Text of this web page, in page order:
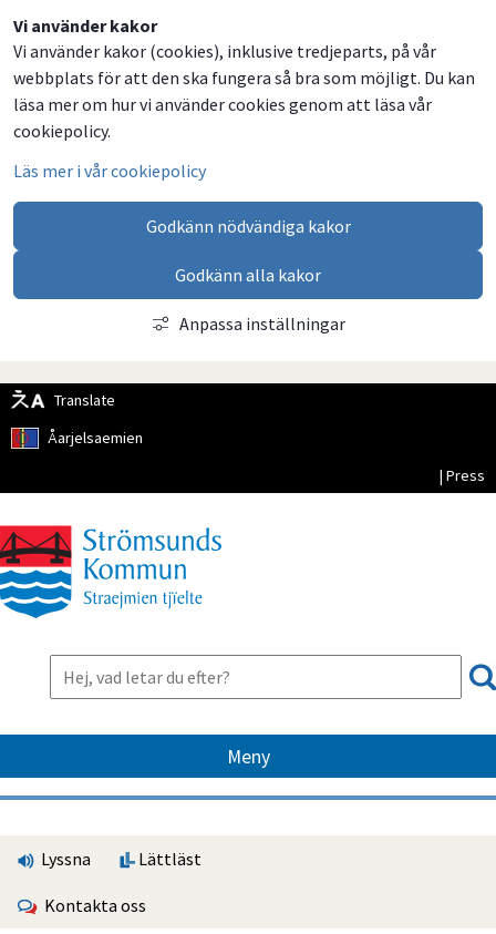
Vi använder kakor
Vi använder kakor (cookies), inklusive tredjeparts, på vår
webbplats för att den ska fungera så bra som möjligt. Du kan
läsa mer om hur vi använder cookies genom att läsa vår
cookiepolicy.
Läs mer i vår cookiepolicy
Godkänn nödvändiga kakor
Godkänn alla kakor
Anpassa inställningar
Translate
Åarjelsaemien
| Press
Meny
Lyssna Lättläst
Kontakta oss
Dela
på
Facebook
Dela
på
Twitter
Dela
på
LinkedIn
Dela
via
email